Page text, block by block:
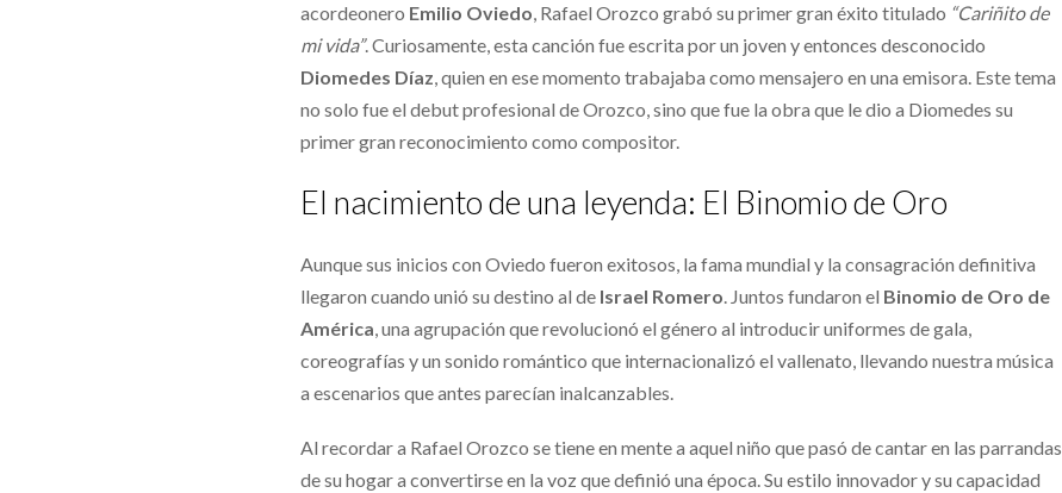
acordeonero Emilio Oviedo , Rafael Orozco grabó su primer gran éxito titulado “Cariñito de
mi vida”. Curiosamente, esta canción fue escrita por un joven y entonces desconocido
Diomedes Díaz , quien en ese momento trabajaba como mensajero en una emisora. Este tema
no solo fue el debut profesional de Orozco, sino que fue la obra que le dio a Diomedes su
primer gran reconocimiento como compositor.
El nacimiento de una leyenda: El Binomio de Oro
Aunque sus inicios con Oviedo fueron exitosos, la fama mundial y la consagración definitiva
llegaron cuando unió su destino al de Israel Romero. Juntos fundaron el Binomio de Oro de
América, una agrupación que revolucionó el género al introducir uniformes de gala,
coreografías y un sonido romántico que internacionalizó el vallenato, llevando nuestra música
a escenarios que antes parecían inalcanzables.
Al recordar a Rafael Orozco se tiene en mente a aquel niño que pasó de cantar en las parrandas
de su hogar a convertirse en la voz que definió una época. Su estilo innovador y su capacidad